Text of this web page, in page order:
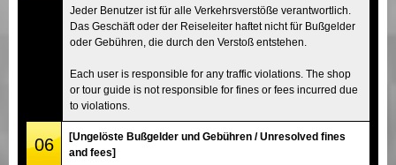
Jeder Benutzer ist für alle Verkehrsverstöße verantwortlich.
Das Geschäft oder der Reiseleiter haftet nicht für Bußgelder
oder Gebühren, die durch den Verstoß entstehen.
Each user is responsible for any traffic violations. The shop
or tour guide is not responsible for fines or fees incurred due
to violations.
06
[Ungelöste Bußgelder und Gebühren / Unresolved fines
and fees]